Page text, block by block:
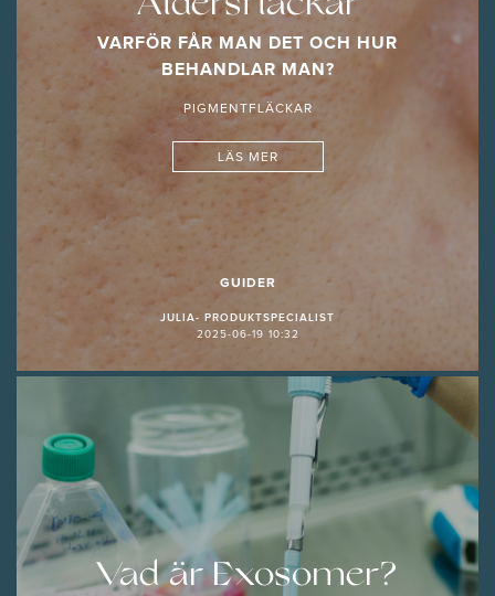
VARFÖR FÅR MAN DET OCH HUR
BEHANDLAR MAN?
PIGMENTFLÄCKAR
LÄS MER
GUIDER
JULIA- PRODUKTSPECIALIST
2025-06-19 10:32
Vad är Exosomer?